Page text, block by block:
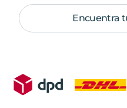
Encuentra